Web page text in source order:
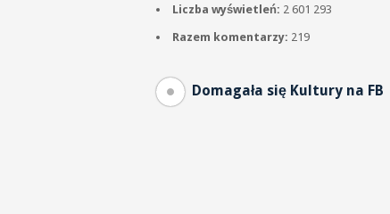
Liczba wyświetleń: 2 601 293
Razem komentarzy: 219
Domagała się Kultury na FB